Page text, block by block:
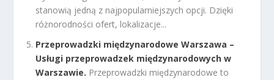
stanowią jedną z najpopularniejszych opcji. Dzięki
różnorodności ofert, lokalizacje...
Przeprowadzki międzynarodowe Warszawa –
Usługi przeprowadzek międzynarodowych w
Warszawie. Przeprowadzki międzynarodowe to